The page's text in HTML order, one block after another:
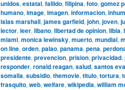
unidos, estatal, fallido, filipina, foto, gomez
humano, image, imagen, informacion,
islas marshall, james garfield, john, joven,
lector, leer, libano, libertad de opinion, libia,
miami, monica lewinsky, muerto, mundial,
on line, orden, palao, panama, pena,
presidente, prevencion, prision, privacidad,
responder, ronald reagan, salud, santos
somalia, subsidio, themovie, titulo, tortura,
frasquito, web, welfare, wikipedia, william